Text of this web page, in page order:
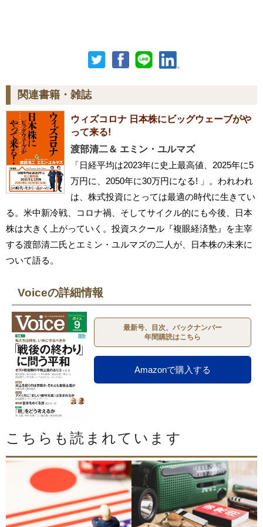
関連書籍・雑誌
ウィズコロナ 日本株にビッグウェーブがや
って来る!
渡部清二＆ エミン・ユルマズ
「日経平均は2023年に史上最高値、2025年に5
万円に、2050年に30万円になる! 」。われわれ
は、株式投資にとっては最適の時代に生きてい
る。米中新冷戦、コロナ禍、そしてサイクル的にも今後、日本
株は大きく上がっていく。投資スクール『複眼経済塾』を主宰
する渡部清二氏とエミン・ユルマズの二人が、日本株の未来に
ついて語る。
Voiceの詳細情報
最新号、目次、バックナンバー
年間購読はこちら
Amazonで購入する
こちらも読まれています